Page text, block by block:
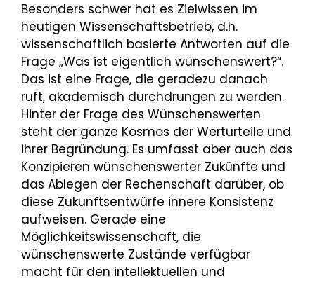
Besonders schwer hat es Zielwissen im
heutigen Wissenschaftsbetrieb, d.h.
wissenschaftlich basierte Antworten auf die
Frage „Was ist eigentlich wünschenswert?“.
Das ist eine Frage, die geradezu danach
ruft, akademisch durchdrungen zu werden.
Hinter der Frage des Wünschenswerten
steht der ganze Kosmos der Werturteile und
ihrer Begründung. Es umfasst aber auch das
Konzipieren wünschenswerter Zukünfte und
das Ablegen der Rechenschaft darüber, ob
diese Zukunftsentwürfe innere Konsistenz
aufweisen. Gerade eine
Möglichkeitswissenschaft, die
wünschenswerte Zustände verfügbar
macht für den intellektuellen und